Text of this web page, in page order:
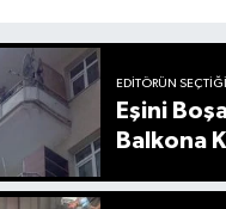
EDITÖRÜN SEÇTIĞI
Eşini
Balkona